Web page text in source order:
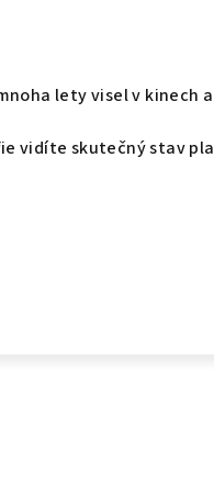
lety visel v kinech
vidíte skutečný stav